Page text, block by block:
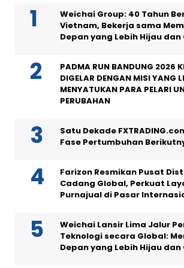
Weichai Group: 40 Tahun
Vietnam, Bekerja sama
Depan yang Lebih Hijau dan
PADMA RUN BANDUNG 2026
DIGELAR DENGAN MISI YANG
MENYATUKAN PARA PELARI
PERUBAHAN
Satu Dekade
Fase Pertumbuhan
Farizon Resmikan Pusat
Cadang Global, Perkuat
Purnajual di Pasar
Weichai Lansir Lima Jalur
Teknologi secara Global:
Depan yang Lebih Hijau dan